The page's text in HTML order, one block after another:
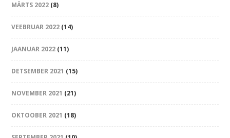
MÄRTS 2022 (8)
VEEBRUAR 2022 (14)
JAANUAR 2022 (11)
DETSEMBER 2021 (15)
NOVEMBER 2021 (21)
OKTOOBER 2021 (18)